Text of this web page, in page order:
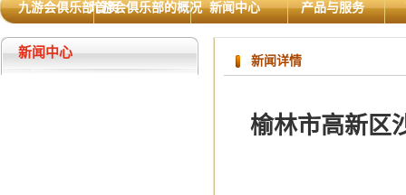
九游会俱乐部首页九游会俱乐部的概况 新闻中心 产品与服务
新闻中心
新闻详情
榆林市高新区